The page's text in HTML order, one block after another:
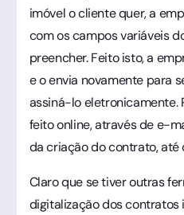
imóvel o cliente quer, a
com os campos variáveis
preencher. Feito isto, a
e o envia novamente para
assiná-lo eletronicamente.
feito online, através de e-
da criação do contrato, até
Claro que se tiver outras
digitalização dos contratos